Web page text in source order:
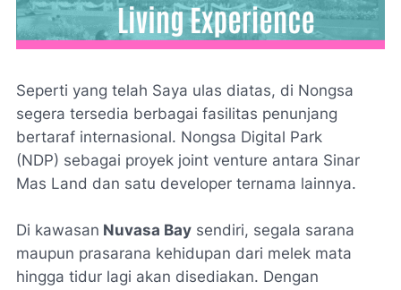
Seperti yang telah Saya ulas diatas, di Nongsa
segera tersedia berbagai fasilitas penunjang
bertaraf internasional. Nongsa Digital Park
(NDP) sebagai proyek joint venture antara Sinar
Mas Land dan satu developer ternama lainnya.
Di kawasan Nuvasa Bay sendiri, segala sarana
maupun prasarana kehidupan dari melek mata
hingga tidur lagi akan disediakan. Dengan